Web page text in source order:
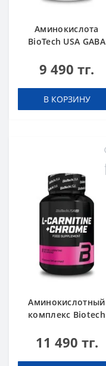
Аминокислота
BioTech USA GABA
капсул
9 490 тг.
В КОРЗИНУ
Аминокислотный
комплекс Biotech
Chrome 60 таблеток
11 490 тг.